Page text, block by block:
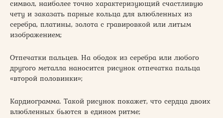
символ, наиболее точно характеризующий счастливую
чету и заказать парные кольца для влюбленных из
серебра, платины, золота с гравировкой или литым
изображением;
Отпечатки пальцев. На ободок из серебра или любого
другого металла наносится рисунок отпечатка пальца
«второй половинки»;
Кардиограмма. Такой рисунок покажет, что сердца двоих
влюбленных бьются в едином ритме;